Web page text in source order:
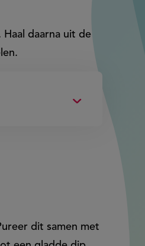
daarna uit de
dit samen met